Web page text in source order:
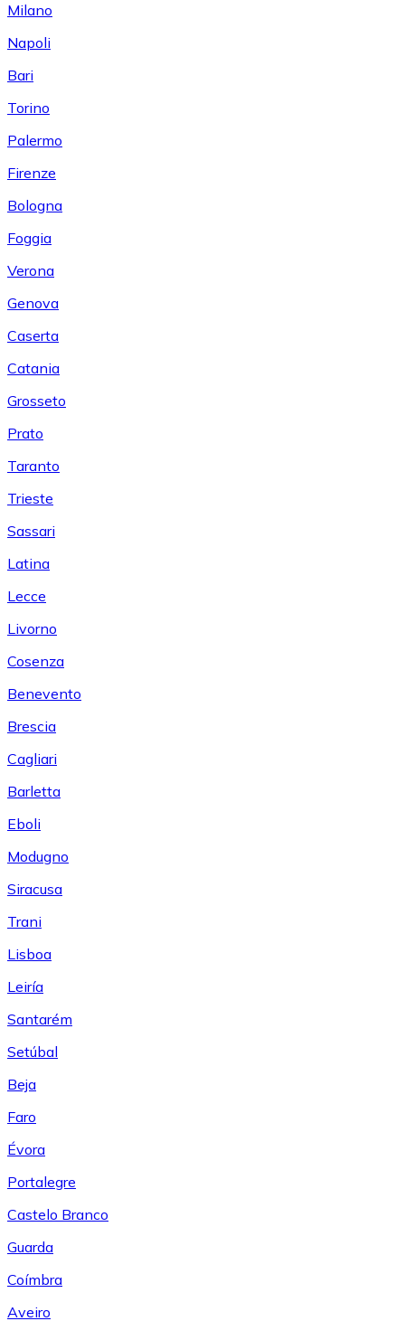
Milano
Napoli
Bari
Torino
Palermo
Firenze
Bologna
Foggia
Verona
Genova
Caserta
Catania
Grosseto
Prato
Taranto
Trieste
Sassari
Latina
Lecce
Livorno
Cosenza
Benevento
Brescia
Cagliari
Barletta
Eboli
Modugno
Siracusa
Trani
Lisboa
Leiría
Santarém
Setúbal
Beja
Faro
Évora
Portalegre
Castelo Branco
Guarda
Coímbra
Aveiro